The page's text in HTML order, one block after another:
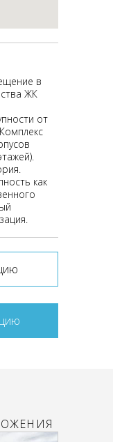
в
ЖК
от
как